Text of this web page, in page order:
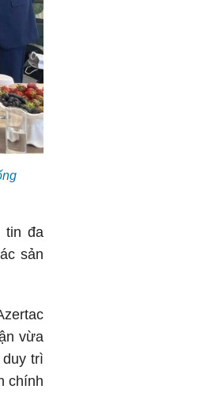
tin đa
sản
vừa
trì
chính